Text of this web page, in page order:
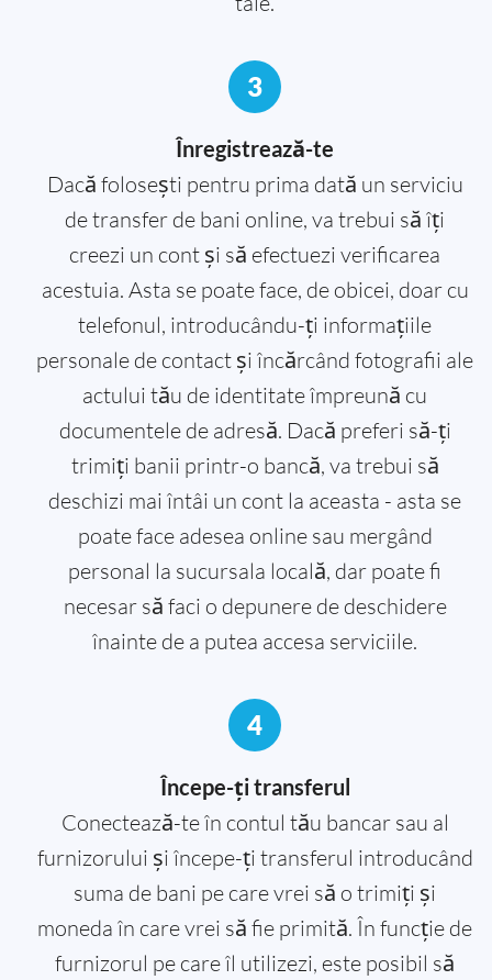
3
Înregistrează-te
Dacă folosești pentru prima dată un serviciu
de transfer de bani online, va trebui să îți
creezi un cont și să efectuezi verificarea
acestuia. Asta se poate face, de obicei, doar cu
telefonul, introducându-ți informațiile
personale de contact și încărcând fotografii ale
actului tău de identitate împreună cu
documentele de adresă. Dacă preferi să-ți
trimiți banii printr-o bancă, va trebui să
deschizi mai întâi un cont la aceasta - asta se
poate face adesea online sau mergând
personal la sucursala locală, dar poate fi
necesar să faci o depunere de deschidere
înainte de a putea accesa serviciile.
4
Începe-ți transferul
Conectează-te în contul tău bancar sau al
furnizorului și începe-ți transferul introducând
suma de bani pe care vrei să o trimiți și
moneda în care vrei să fie primită. În funcție de
furnizorul pe care îl utilizezi, este posibil să